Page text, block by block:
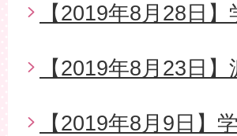
【2019年8月28日
【2019年8月23日
【2019年8月9日】